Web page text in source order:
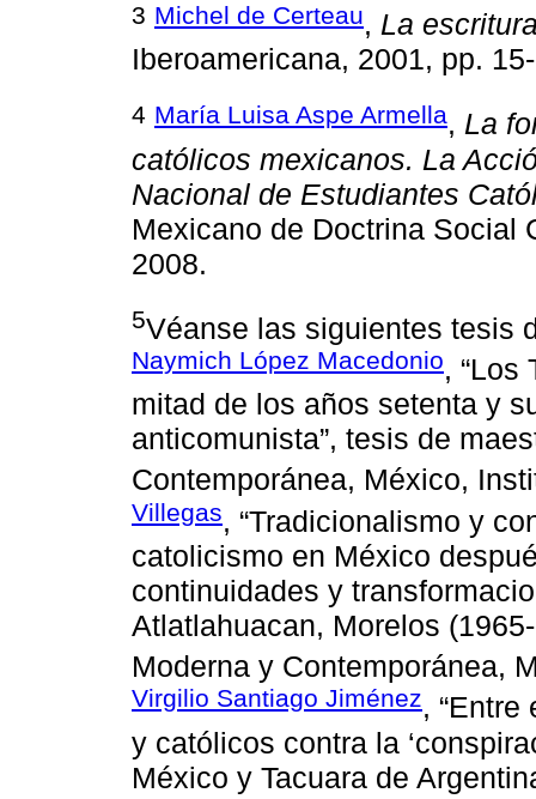
3 Michel de Certeau, La
Iberoamericana, 2001, pp.
4 María Luisa Aspe Armella, La
católicos mexicanos. La
Nacional de Estudiantes
Mexicano de Doctrina Social
2008.
5Véanse las siguientes tesis
Naymich López Macedonio, “Los
mitad de los años setenta y
anticomunista”, tesis de
Contemporánea, México,
Villegas, “Tradicionalismo y
catolicismo en México
continuidades y
Atlatlahuacan, Morelos
Moderna y Contemporánea,
Virgilio Santiago Jiménez,
y católicos contra la
México y Tacuara de